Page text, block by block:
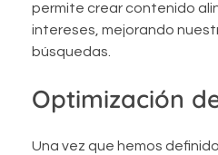
permite crear contenido
intereses, mejorando
búsquedas.
Optimización
Una vez que hemos